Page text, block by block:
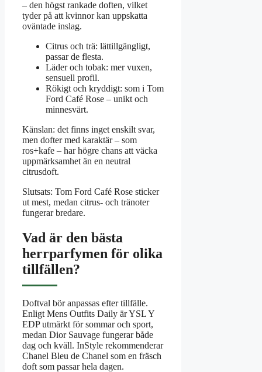
– den högst rankade doften, vilket
tyder på att kvinnor kan uppskatta
oväntade inslag.
Citrus och trä: lättillgängligt,
passar de flesta.
Läder och tobak: mer vuxen,
sensuell profil.
Rökigt och kryddigt: som i Tom
Ford Café Rose – unikt och
minnesvärt.
Känslan: det finns inget enskilt svar,
men dofter med karaktär – som
ros+kafe – har högre chans att väcka
uppmärksamhet än en neutral
citrusdoft.
Slutsats: Tom Ford Café Rose sticker
ut mest, medan citrus- och tränoter
fungerar bredare.
Vad är den bästa
herrparfymen för olika
tillfällen?
Doftval bör anpassas efter tillfälle.
Enligt Mens Outfits Daily är YSL Y
EDP utmärkt för sommar och sport,
medan Dior Sauvage fungerar både
dag och kväll. InStyle rekommenderar
Chanel Bleu de Chanel som en fräsch
doft som passar hela dagen.